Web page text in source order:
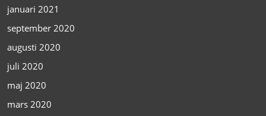
januari 2021
september 2020
augusti 2020
juli 2020
maj 2020
mars 2020